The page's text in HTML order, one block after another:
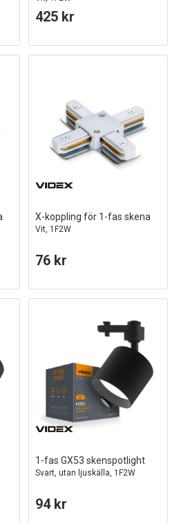
425 kr
X-koppling för 1-fas skena
Vit, 1F2W
76 kr
1-fas GX53 skenspotlight
Svart, utan ljuskälla, 1F2W
94 kr